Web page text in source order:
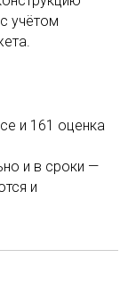
учётом
и 161 оценка
и в сроки —
и